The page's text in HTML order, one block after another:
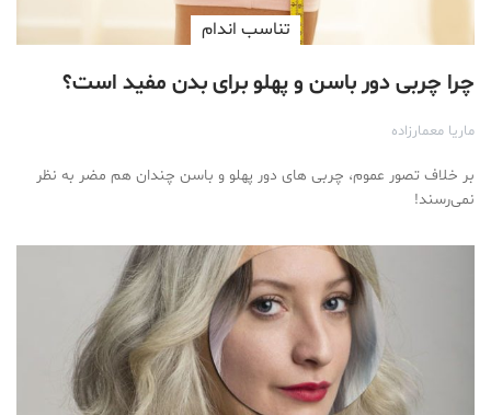
تناسب اندام
چرا چربی دور باسن و پهلو برای بدن مفید است؟
ماریا معمارزاده
بر خلاف تصور عموم، چربی های دور پهلو و باسن چندان هم مضر به نظر
نمی‌رسند!